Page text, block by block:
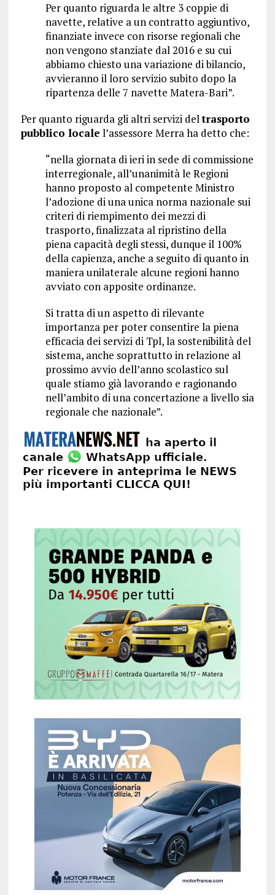
Per quanto riguarda le altre 3 coppie di
navette, relative a un contratto aggiuntivo,
finanziate invece con risorse regionali che
non vengono stanziate dal 2016 e su cui
abbiamo chiesto una variazione di bilancio,
avvieranno il loro servizio subito dopo la
ripartenza delle 7 navette Matera-Bari”.
Per quanto riguarda gli altri servizi deltrasporto
pubblico locale l’assessore Merra ha detto che:
“nella giornata di ieri in sede di commissione
interregionale, all’unanimità le Regioni
hanno proposto al competente Ministro
l’adozione di una unica norma nazionale sui
criteri di riempimento dei mezzi di
trasporto, finalizzata al ripristino della
piena capacità degli stessi, dunque il 100%
della capienza, anche a seguito di quanto in
maniera unilaterale alcune regioni hanno
avviato con apposite ordinanze.
Si tratta di un aspetto di rilevante
importanza per poter consentire la piena
efficacia dei servizi di Tpl, la sostenibilità del
sistema, anche soprattutto in relazione al
prossimo avvio dell’anno scolastico sul
quale stiamo già lavorando e ragionando
nell’ambito di una concertazione a livello sia
regionale che nazionale”.